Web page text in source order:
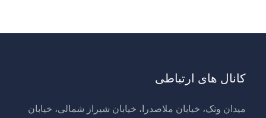
کانال های ارتباطی
میدان ونک، خیابان ملاصدرا، خیابان شیراز شمالی، خیابان